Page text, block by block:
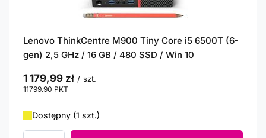
Lenovo ThinkCentre M900 Tiny Core i5 6500T (6-
gen) 2,5 GHz / 16 GB / 480 SSD / Win 10
1 179,99 zł / szt.
11799.90 PKT
Dostępny (1 szt.)